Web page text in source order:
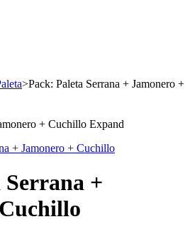
>Pack: Paleta Serrana + Jamonero +
Expand
+